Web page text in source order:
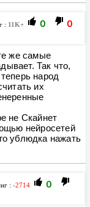
: 11K+ 0 0
же самые
Так что,
народ
их
не Скайнет
нейросетей
ублюдка нажать
: -2714
0